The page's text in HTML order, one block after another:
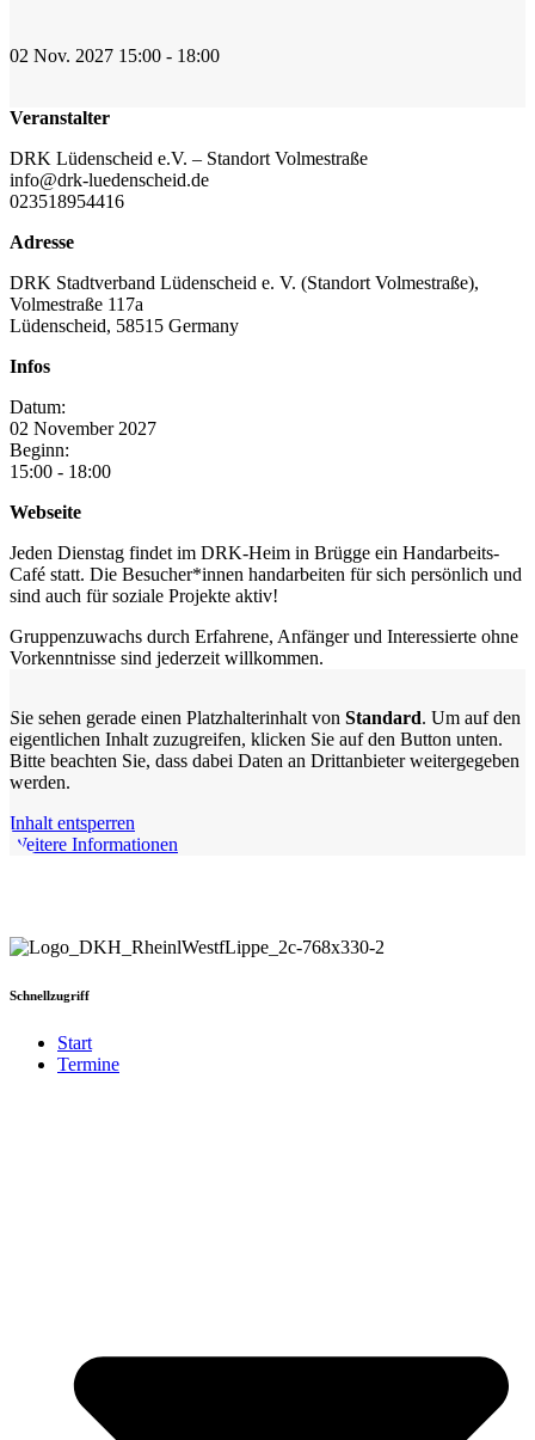
02 Nov. 2027 15:00 - 18:00
Veranstalter
DRK Lüdenscheid e.V. – Standort Volmestraße
info@drk-luedenscheid.de
023518954416
Adresse
DRK Stadtverband Lüdenscheid e. V. (Standort Volmestraße),
Volmestraße 117a
Lüdenscheid, 58515 Germany
Infos
Datum:
02 November 2027
Beginn:
15:00 - 18:00
Webseite
Jeden Dienstag findet im DRK-Heim in Brügge ein Handarbeits-
Café statt. Die Besucher*innen handarbeiten für sich persönlich und
sind auch für soziale Projekte aktiv!
Gruppenzuwachs durch Erfahrene, Anfänger und Interessierte ohne
Vorkenntnisse sind jederzeit willkommen.
Sie sehen gerade einen Platzhalterinhalt von Standard. Um auf den
eigentlichen Inhalt zuzugreifen, klicken Sie auf den Button unten.
Bitte beachten Sie, dass dabei Daten an Drittanbieter weitergegeben
werden.
Inhalt entsperren
Weitere Informationen
Schnellzugriff
Start
Termine